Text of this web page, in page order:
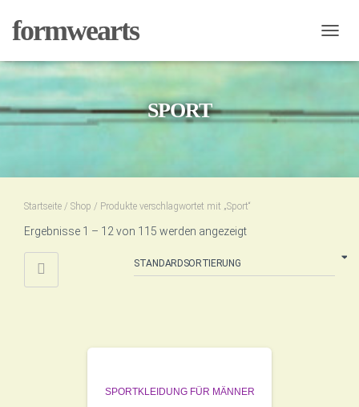
formwearts
SPORT
Startseite / Shop / Produkte verschlagwortet mit „Sport“
Ergebnisse 1 – 12 von 115 werden angezeigt
SPORTKLEIDUNG FÜR MÄNNER